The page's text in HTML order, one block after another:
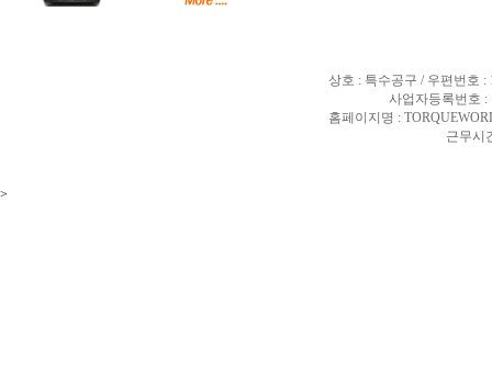
상호 : 특수공구 / 우편번호 :
사업자등록번호 :
홈페이지명 :
근무시
>